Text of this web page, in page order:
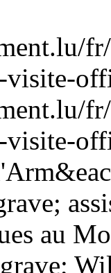
visite-
visite-
au